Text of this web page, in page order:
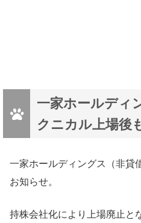
一家ホールディ
クニカル上場後
一家ホールディングス（非貸
お知らせ。
持株会社化により上場廃止と